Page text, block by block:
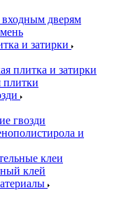
дверям
и затирки
плитка и затирки
плитки
гвозди
и
клеи
клей